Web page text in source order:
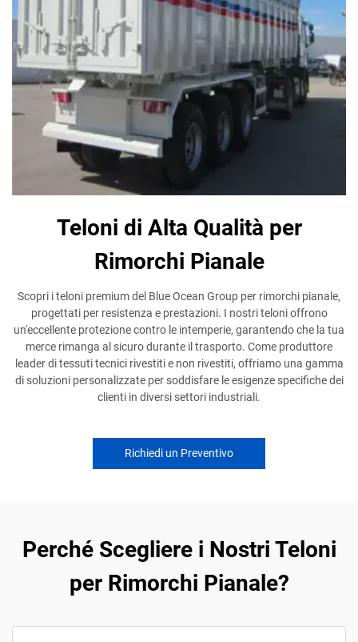
Teloni di Alta Qualità per
Rimorchi Pianale
Scopri i teloni premium del Blue Ocean Group per rimorchi pianale,
progettati per resistenza e prestazioni. I nostri teloni offrono
un'eccellente protezione contro le intemperie, garantendo che la tua
merce rimanga al sicuro durante il trasporto. Come produttore
leader di tessuti tecnici rivestiti e non rivestiti, offriamo una gamma
di soluzioni personalizzate per soddisfare le esigenze specifiche dei
clienti in diversi settori industriali.
Richiedi un Preventivo
Perché Scegliere i Nostri Teloni
per Rimorchi Pianale?